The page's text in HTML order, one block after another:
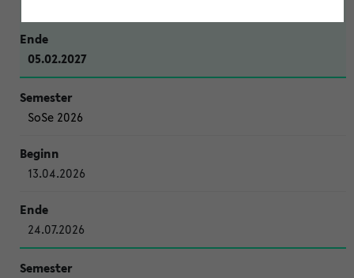
05.02.2027
SoSe 2026
13.04.2026
24.07.2026